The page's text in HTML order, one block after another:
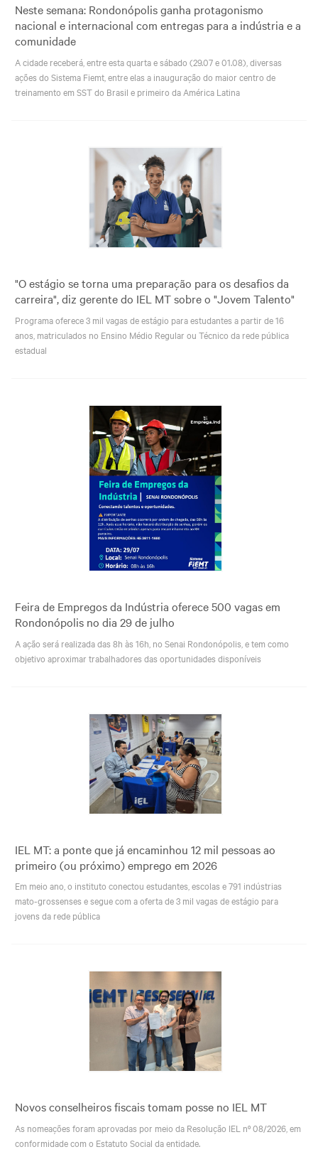
Neste semana: Rondonópolis ganha protagonismo
nacional e internacional com entregas para a indústria e a
comunidade
A cidade receberá, entre esta quarta e sábado (29.07 e 01.08), diversas
ações do Sistema Fiemt, entre elas a inauguração do maior centro de
treinamento em SST do Brasil e primeiro da América Latina
"O estágio se torna uma preparação para os desafios da
carreira", diz gerente do IEL MT sobre o "Jovem Talento"
Programa oferece 3 mil vagas de estágio para estudantes a partir de 16
anos, matriculados no Ensino Médio Regular ou Técnico da rede pública
estadual
Feira de Empregos da Indústria oferece 500 vagas em
Rondonópolis no dia 29 de julho
A ação será realizada das 8h às 16h, no Senai Rondonópolis, e tem como
objetivo aproximar trabalhadores das oportunidades disponíveis
IEL MT: a ponte que já encaminhou 12 mil pessoas ao
primeiro (ou próximo) emprego em 2026
Em meio ano, o instituto conectou estudantes, escolas e 791 indústrias
mato-grossenses e segue com a oferta de 3 mil vagas de estágio para
jovens da rede pública
Novos conselheiros fiscais tomam posse no IEL MT
As nomeações foram aprovadas por meio da Resolução IEL nº 08/2026, em
conformidade com o Estatuto Social da entidade.